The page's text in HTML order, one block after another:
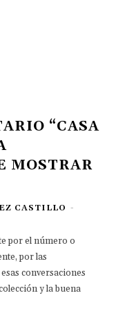
“CASA
MOSTRAR
CASTILLO -
por el número o
por las
conversaciones
y la buena